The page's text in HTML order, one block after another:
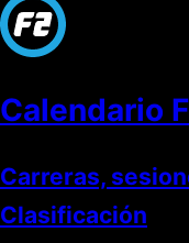
Calendario
Carreras,
Clasificación